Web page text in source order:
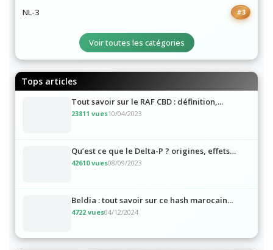
NL-3 #3
Voir toutes les catégories
Tops articles
Tout savoir sur le RAF CBD : définition,...
23811 vues10/04/2023
Qu’est ce que le Delta-P ? origines, effets…
42610 vues08/09/2023
Beldia : tout savoir sur ce hash marocain...
4722 vues04/12/2024